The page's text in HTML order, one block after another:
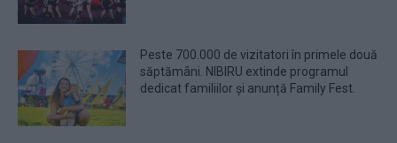
Peste 700.000 de vizitatori în primele două
săptămâni. NIBIRU extinde programul
dedicat familiilor și anunță Family Fest.